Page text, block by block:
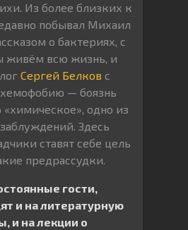
Из более близких к
побывал Михаил
о бактериях, с
живём всю жизнь, и
Сергей Белков с
— боязнь
«химическое», одно из
Здесь
ставят себе цель
предрассудки.
гости,
и на литературную
и на лекции о